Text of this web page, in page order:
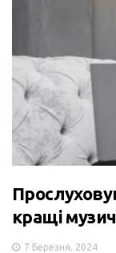
кращі
7 Березня, 2024